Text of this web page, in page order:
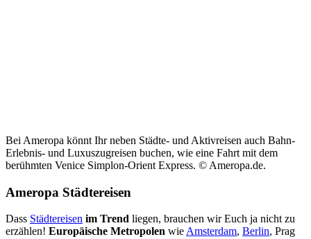
Bei Ameropa könnt Ihr neben Städte- und Aktivreisen auch Bahn-
Erlebnis- und Luxuszugreisen buchen, wie eine Fahrt mit dem
berühmten Venice Simplon-Orient Express. © Ameropa.de.
Ameropa Städtereisen
Dass Städtereisen im Trend liegen, brauchen wir Euch ja nicht zu
erzählen! Europäische Metropolen wieAmsterdam, Berlin, Prag